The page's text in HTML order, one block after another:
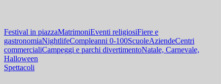
Festival in piazzaMatrimoniEventi religiosiFiere e
gastronomiaNightlifeCompleanni 0-100ScuoleAziendeCentri
commercialiCampeggi e parchi divertimentoNatale, Carnevale,
Halloween
Spettacoli